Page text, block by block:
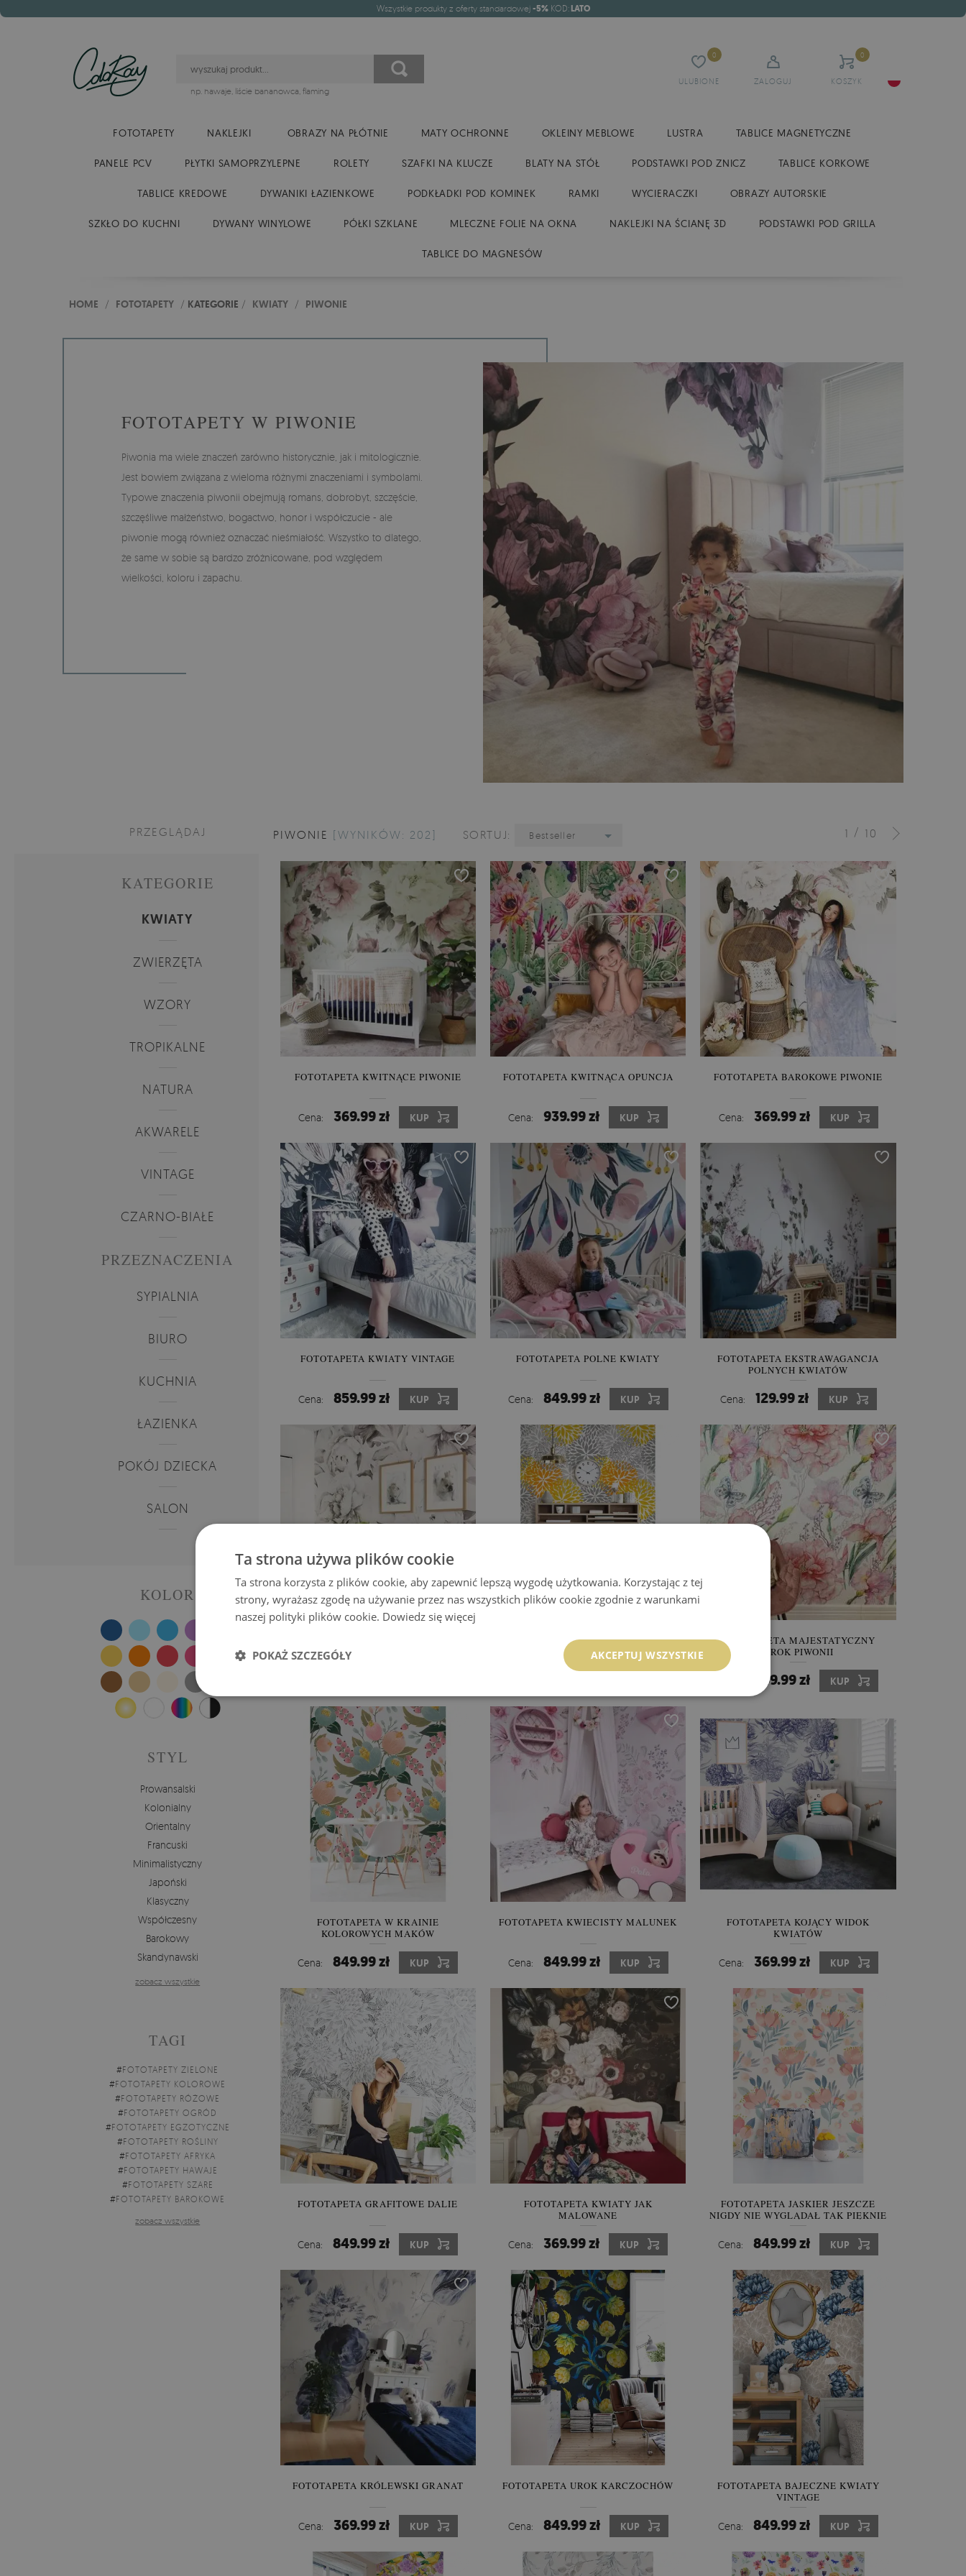
Wszystkie produkty z oferty standardowej -5%KOD:LATO
ULUBIONE
0
ZALOGUJ KOSZYK
0
np. hawaje, liście bananowca, flaming
FOTOTAPETY NAKLEJKI OBRAZY NA PŁÓTNIE MATY OCHRONNE OKLEINY MEBLOWE LUSTRA TABLICE MAGNETYCZNE
PANELE PCV PŁYTKI SAMOPRZYLEPNE ROLETY SZAFKI NA KLUCZE BLATY NA STÓŁ PODSTAWKI POD ZNICZ TABLICE KORKOWE
TABLICE KREDOWE DYWANIKI ŁAZIENKOWE PODKŁADKI POD KOMINEK RAMKI WYCIERACZKI OBRAZY AUTORSKIE
SZKŁO DO KUCHNI DYWANY WINYLOWE PÓŁKI SZKLANE MLECZNE FOLIE NA OKNA NAKLEJKI NA ŚCIANĘ 3D PODSTAWKI POD GRILLA
TABLICE DO MAGNESÓW
HOME / FOTOTAPETY / KATEGORIE / KWIATY / PIWONIE
FOTOTAPETY W PIWONIE
Piwonia ma wiele znaczeń zarówno historycznie, jak i mitologicznie.
Jest bowiem związana z wieloma różnymi znaczeniami i symbolami.
Typowe znaczenia piwonii obejmują romans, dobrobyt, szczęście,
szczęśliwe małżeństwo, bogactwo, honor i współczucie - ale
piwonie mogą również oznaczać nieśmiałość. Wszystko to dlatego,
że same w sobie są bardzo zróżnicowane, pod względem
wielkości, koloru i zapachu.
PRZEGLĄDAJ
KATEGORIE
KWIATY
ZWIERZĘTA
WZORY
TROPIKALNE
NATURA
AKWARELE
VINTAGE
CZARNO-BIAŁE
PRZEZNACZENIA
SYPIALNIA
BIURO
KUCHNIA
ŁAZIENKA
POKÓJ DZIECKA
SALON
KOLOR
STYL
Prowansalski
Kolonialny
Orientalny
Francuski
Minimalistyczny
Japoński
Klasyczny
Współczesny
Barokowy
Skandynawski
zobacz wszystkie
TAGI
#FOTOTAPETY ZIELONE
#FOTOTAPETY KOLOROWE
#FOTOTAPETY RÓŻOWE
#FOTOTAPETY OGRÓD
#FOTOTAPETY EGZOTYCZNE
#FOTOTAPETY ROŚLINY
#FOTOTAPETY AFRYKA
#FOTOTAPETY HAWAJE
#FOTOTAPETY SZARE
#FOTOTAPETY BAROKOWE
zobacz wszystkie
1 / 10
PIWONIE [WYNIKÓW: 202] SORTUJ: Bestseller
FOTOTAPETA KWITNĄCE PIWONIE
Cena: 369.99 zł KUP
FOTOTAPETA KWITNĄCA OPUNCJA
Cena: 939.99 zł KUP
FOTOTAPETA BAROKOWE PIWONIE
Cena: 369.99 zł KUP
FOTOTAPETA KWIATY VINTAGE
Cena: 859.99 zł KUP
FOTOTAPETA POLNE KWIATY
Cena: 849.99 zł KUP
FOTOTAPETA EKSTRAWAGANCJA
POLNYCH KWIATÓW
Cena: 129.99 zł KUP
FOTOTAPETA SŁONECZNE
CHRYZANTEMY
FOTOTAPETA MAJESTATYCZNY
UROK PIWONII
849.99 zł KUP
FOTOTAPETA W KRAINIE
KOLOROWYCH MAKÓW
Cena: 849.99 zł KUP
FOTOTAPETA KWIECISTY MALUNEK
Cena: 849.99 zł KUP
FOTOTAPETA KOJĄCY WIDOK
KWIATÓW
Cena: 369.99 zł KUP
FOTOTAPETA GRAFITOWE DALIE
Cena: 849.99 zł KUP
FOTOTAPETA KWIATY JAK
MALOWANE
Cena: 369.99 zł KUP
FOTOTAPETA JASKIER JESZCZE
NIGDY NIE WYGLĄDAŁ TAK PIĘKNIE
Cena: 849.99 zł KUP
FOTOTAPETA KRÓLEWSKI GRANAT
Cena: 369.99 zł KUP
FOTOTAPETA UROK KARCZOCHÓW
Cena: 849.99 zł KUP
FOTOTAPETA BAJECZNE KWIATY
VINTAGE
Cena: 849.99 zł KUP
Ta strona używa plików cookie
Ta strona korzysta z plików cookie, aby zapewnić lepszą wygodę użytkowania. Korzystając z tej
strony, wyrażasz zgodę na używanie przez nas wszystkich plików cookie zgodnie z warunkami
naszej polityki plików cookie. Dowiedz się więcej
AKCEPTUJ WSZYSTKIE
POKAŻ SZCZEGÓŁY